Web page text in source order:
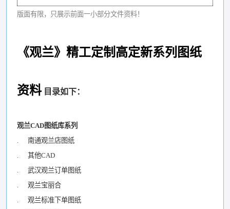
版面有限，只展示前面一小部分文件资料！
《观兰》精工定制高定新系列图纸
资料目录如下：
观兰CAD图纸库系列
. 南通观兰店图纸
. 其他CAD
. 武汉观兰订单图纸
. 观兰宝丽合
. 观兰标准下单图纸